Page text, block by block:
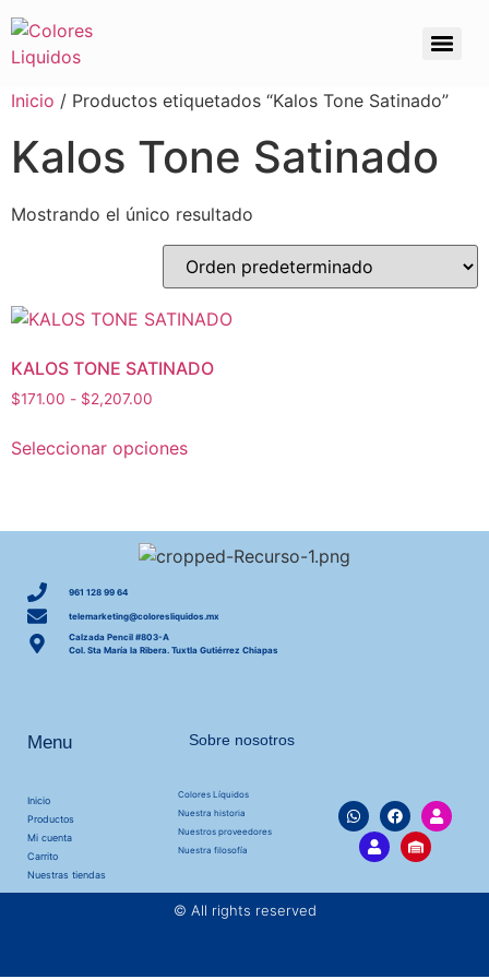
Inicio / Productos etiquetados “Kalos Tone Satinado”
Kalos Tone Satinado
Mostrando el único resultado
KALOS TONE SATINADO
$171.00 - $2,207.00
Seleccionar opciones
961 128 99 64
telemarketing@coloresliquidos.mx
Calzada Pencil #803-A
Col. Sta María la Ribera. Tuxtla Gutiérrez Chiapas
Menu
Inicio
Productos
Mi cuenta
Carrito
Nuestras tiendas
Sobre nosotros
Colores Líquidos
Nuestra historia
Nuestros proveedores
Nuestra filosofía
© All rights reserved